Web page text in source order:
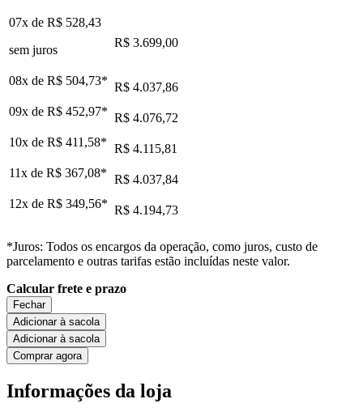
07x de R$ 528,43
sem juros
R$ 3.699,00
08x de R$ 504,73* R$ 4.037,86
09x de R$ 452,97* R$ 4.076,72
10x de R$ 411,58* R$ 4.115,81
11x de R$ 367,08* R$ 4.037,84
12x de R$ 349,56* R$ 4.194,73
*Juros: Todos os encargos da operação, como juros, custo de
parcelamento e outras tarifas estão incluídas neste valor.
Calcular frete e prazo
Fechar
Adicionar à sacola
Adicionar à sacola
Comprar agora
Informações da loja